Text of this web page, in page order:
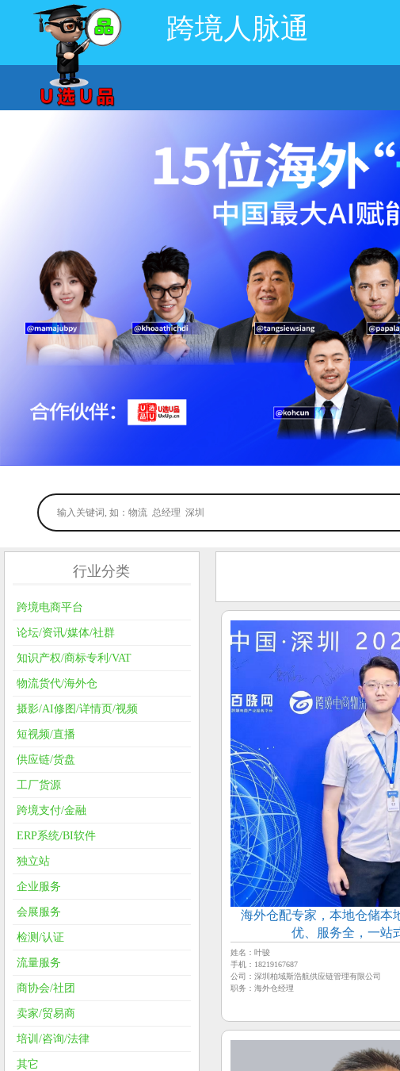
跨境人脉通
海外仓配专家，本地仓储本
优、服务全，一站
姓名：叶骏
手机：18219167687
公司：深圳柏域斯浩航供应链管理有限公司
职务：海外仓经理
行业分类
跨境电商平台
论坛/资讯/媒体/社群
知识产权/商标专利/VAT
物流货代/海外仓
摄影/AI修图/详情页/视频
短视频/直播
供应链/货盘
工厂货源
跨境支付/金融
ERP系统/BI软件
独立站
企业服务
会展服务
检测/认证
流量服务
商协会/社团
卖家/贸易商
培训/咨询/法律
其它